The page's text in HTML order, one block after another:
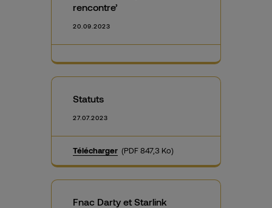
rencontre’
20.09.2023
Statuts
27.07.2023
Télécharger (PDF 847,3 Ko)
Fnac Darty et Starlink